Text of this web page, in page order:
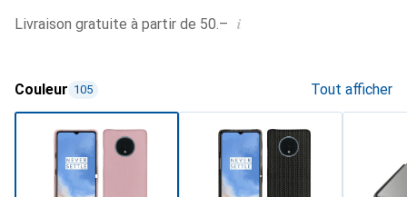
Livraison gratuite à partir de 50.– i
Couleur 105 Tout afficher